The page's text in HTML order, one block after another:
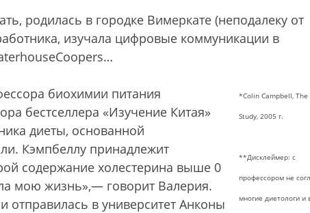
родилась в городке Вимеркате (неподалеку от
изучала цифровые коммуникации в
*Colin Campbell, The
Study, 2005 г.
**Дисклеймер: с
профессором не
многие диетологи и
биохимии питания
бестселлера «Изучение Китая»
диеты, основанной
Кэмпбеллу принадлежит
содержание холестерина выше 0
мою жизнь»,— говорит Валерия.
в университет Анконы